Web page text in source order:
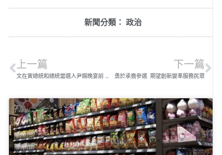
新聞分類： 政治
上一篇
文在寅總統和總統當選人尹錫晚宴前 在青瓦台常春齋前進行對話
下一篇
勇於承擔參選 期望創新變革服務民眾